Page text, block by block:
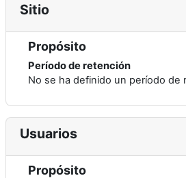
Sitio
Propósito
Período de retención
No se ha definido un período de
Usuarios
Propósito